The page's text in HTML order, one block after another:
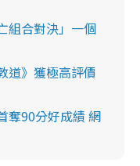
組合對決」一個
道》獲極高評價
奪90分好成績 網